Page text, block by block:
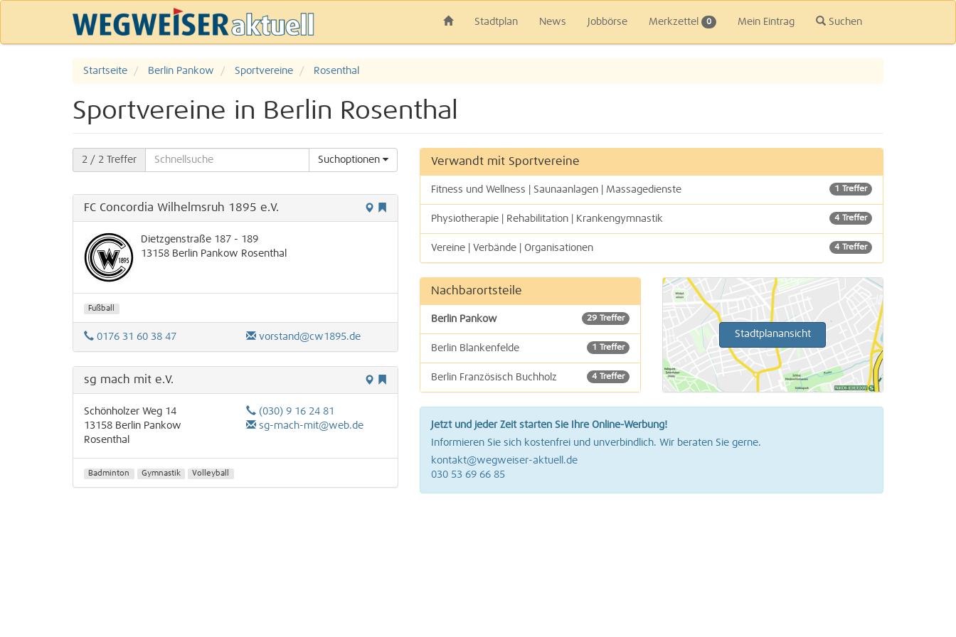
Stadtplan News Jobbörse Merkzettel 0 Mein Eintrag Suchen
Startseite Berlin Pankow Sportvereine Rosenthal
Sportvereine in Berlin Rosenthal
2 / 2 Treffer Suchoptionen
FC Concordia Wilhelmsruh 1895 e.V.
Dietzgenstraße 187 - 189
13158 Berlin Pankow Rosenthal
Fußball
0176 31 60 38 47 vorstand@cw1895.de
sg mach mit e.V.
Schönholzer Weg 14
13158 Berlin Pankow
Rosenthal
(030) 9 16 24 81
sg-mach-mit@web.de
Badminton Gymnastik Volleyball
Verwandt mit Sportvereine
1 Treffer
Fitness und Wellness | Saunaanlagen | Massagedienste
4 Treffer
Physiotherapie | Rehabilitation | Krankengymnastik
4 Treffer
Vereine | Verbände | Organisationen
Nachbarortsteile
29 Treffer
Berlin Pankow
1 Treffer
Berlin Blankenfelde
4 Treffer
Berlin Französisch Buchholz
2 Treffer
Berlin Lübars
Berlin Märkisches Viertel
Berlin Niederschönhausen
1 Treffer
Berlin Wilhelmsruh
Stadtplanansicht
Jetzt und jeder Zeit starten Sie Ihre Online-Werbung!
Informieren Sie sich kostenfrei und unverbindlich. Wir beraten Sie gerne.
kontakt@wegweiser-aktuell.de
030 53 69 66 85